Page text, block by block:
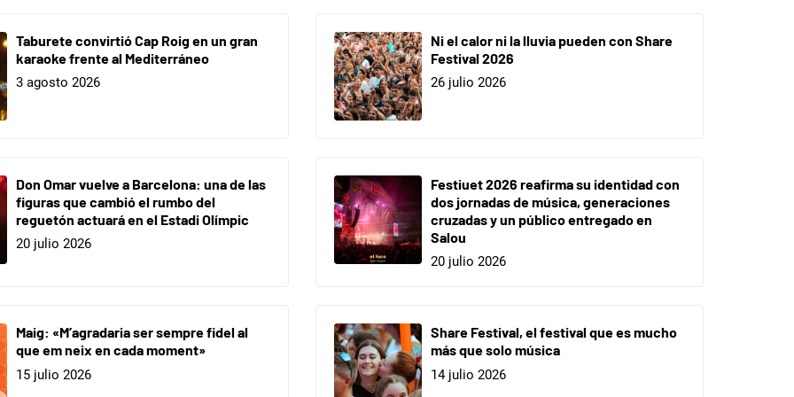
Taburete convirtió Cap Roig en un gran
karaoke frente al Mediterráneo
3 agosto 2026
Ni el calor ni la lluvia pueden con Share
Festival 2026
26 julio 2026
Don Omar vuelve a Barcelona: una de las
figuras que cambió el rumbo del
reguetón actuará en el Estadi Olímpic
20 julio 2026
Festiuet 2026 reafirma su identidad con
dos jornadas de música, generaciones
cruzadas y un público entregado en
Salou
20 julio 2026
Maig: «M’agradaria ser sempre fidel al
que em neix en cada moment»
15 julio 2026
Share Festival, el festival que es mucho
más que solo música
14 julio 2026